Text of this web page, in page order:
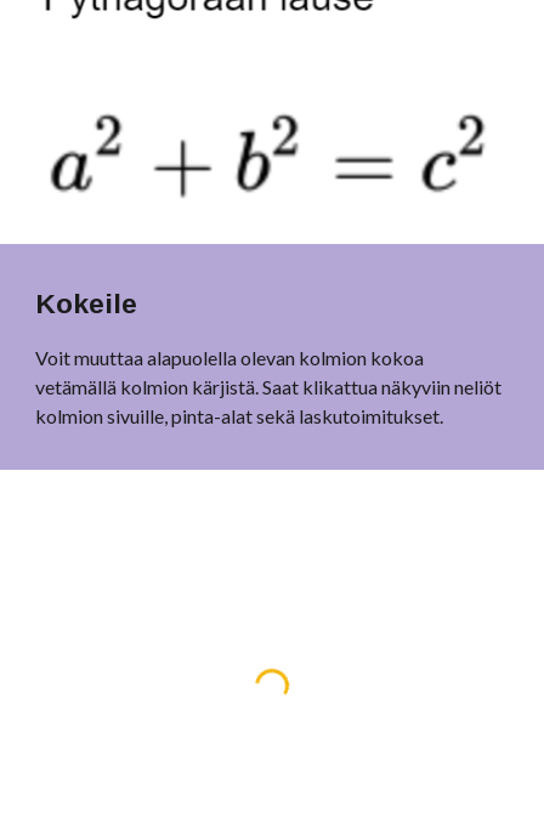
Kokeile
Voit muuttaa alapuolella olevan kolmion kokoa
vetämällä kolmion kärjistä. Saat klikattua näkyviin neliöt
kolmion sivuille, pinta-alat sekä laskutoimitukset.